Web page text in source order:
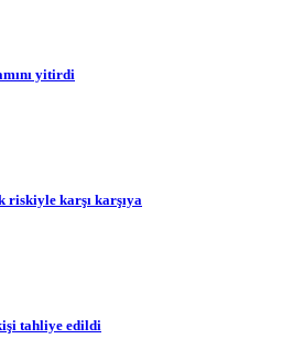
yitirdi
riskiyle karşı karşıya
tahliye edildi